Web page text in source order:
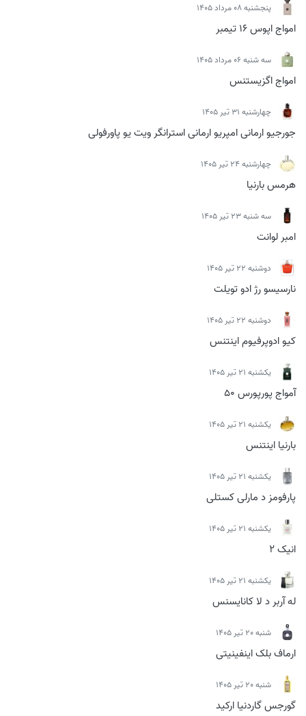
پنجشنبه 08 مرداد 1405
امواج اپوس 16 تیمبر
سه شنبه 06 مرداد 1405
امواج اگزیستنس
چهارشنبه 31 تیر 1405
جورجیو ارمانی امپریو ارمانی استرانگر ویت یو پاورفولی
چهارشنبه 24 تیر 1405
هرمس بارنیا
سه شنبه 23 تیر 1405
امبر لوانت
دوشنبه 22 تیر 1405
نارسیسو رژ ادو تویلت
دوشنبه 22 تیر 1405
کیو ادوپرفیوم اینتنس
يكشنبه 21 تیر 1405
آمواج پورپورس 50
يكشنبه 21 تیر 1405
بارنیا اینتنس
يكشنبه 21 تیر 1405
پارفومز د مارلی کستلی
يكشنبه 21 تیر 1405
انیک 2
يكشنبه 21 تیر 1405
له آربر د لا کانایسنس
شنبه 20 تیر 1405
ارماف بلک اینفینیتی
شنبه 20 تیر 1405
گورجس گاردنیا ارکید